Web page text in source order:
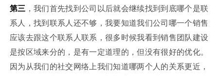
第三 ，我们首先找到公司以后就会继续找到到底哪个是联
系人，找到联系人还不够，我要知道我们公司哪一个销售
应该去跟这个联系人联系，很多时候我看到销售团队建设
是按区域来分的，是有一定道理的，但没有很好的优化。
因为从我们的社交网络上我们知道哪两个人的关系更近，